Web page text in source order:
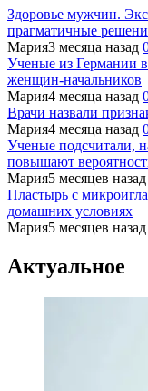
Здоровье мужчин.
прагматичные
Мария3 месяца назад
Ученые из Германии
женщин-начальников
Мария4 месяца назад
Врачи назвали
Мария4 месяца назад
Ученые подсчитали,
повышают
Мария5 месяцев назад
Пластырь с
домашних условиях
Мария5 месяцев назад
Актуальное